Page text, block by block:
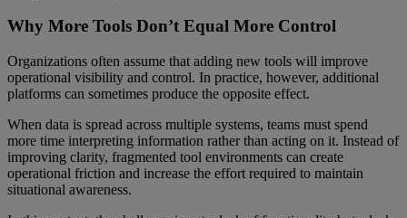
Why More Tools Don’t Equal More Control
Organizations often assume that adding new tools will improve
operational visibility and control. In practice, however, additional
platforms can sometimes produce the opposite effect.
When data is spread across multiple systems, teams must spend
more time interpreting information rather than acting on it. Instead of
improving clarity, fragmented tool environments can create
operational friction and increase the effort required to maintain
situational awareness.